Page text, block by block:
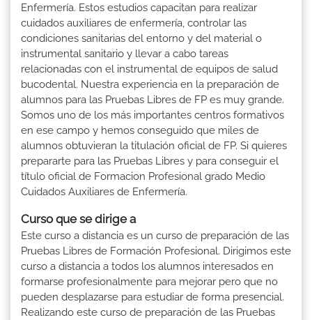
Enfermería. Estos estudios capacitan para realizar
cuidados auxiliares de enfermería, controlar las
condiciones sanitarias del entorno y del material o
instrumental sanitario y llevar a cabo tareas
relacionadas con el instrumental de equipos de salud
bucodental. Nuestra experiencia en la preparación de
alumnos para las Pruebas Libres de FP es muy grande.
Somos uno de los más importantes centros formativos
en ese campo y hemos conseguido que miles de
alumnos obtuvieran la titulación oficial de FP. Si quieres
prepararte para las Pruebas Libres y para conseguir el
título oficial de Formacion Profesional grado Medio
Cuidados Auxiliares de Enfermería.
Curso que se dirige a
Este curso a distancia es un curso de preparación de las
Pruebas Libres de Formación Profesional. Dirigimos este
curso a distancia a todos los alumnos interesados en
formarse profesionalmente para mejorar pero que no
pueden desplazarse para estudiar de forma presencial.
Realizando este curso de preparación de las Pruebas